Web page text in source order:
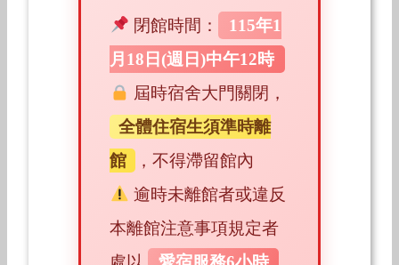
閉館時間：
115年1
月18日(週日)中午12時
屆時宿舍大門關閉，
全體住宿生須準時離
館
，不得滯留館內
逾時未離館者或違反
本離館注意事項規定者